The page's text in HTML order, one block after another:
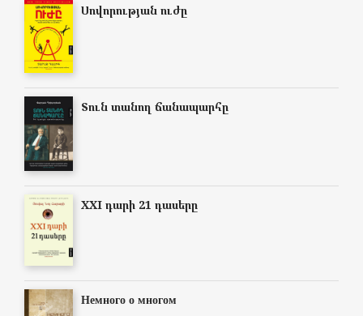
Սովորության ուժը
Տուն տանող ճանապարհը
XXI դարի 21 դասերը
Немного о многом